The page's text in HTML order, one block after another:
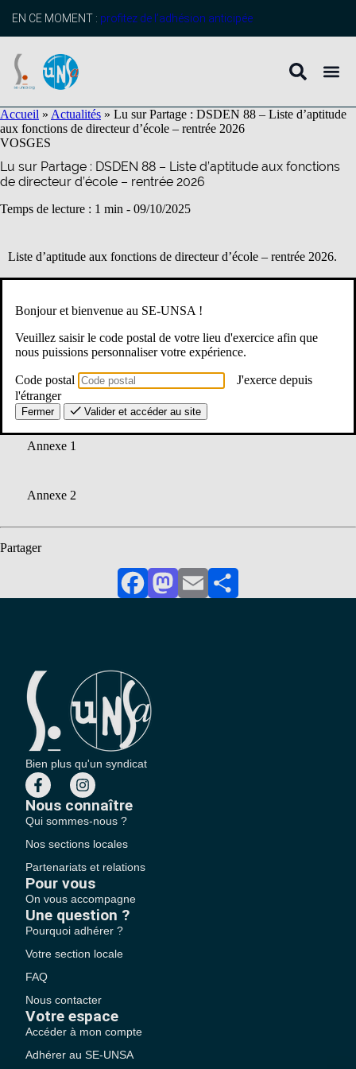
principal
EN CE MOMENT : profitez de l’adhésion anticipée
Accueil » Actualités » Lu sur Partage : DSDEN 88 – Liste d’aptitude
aux fonctions de directeur d’école – rentrée 2026
VOSGES
Lu sur Partage : DSDEN 88 – Liste d’aptitude aux fonctions
de directeur d’école – rentrée 2026
Temps de lecture : 1 min - 09/10/2025
Liste d’aptitude aux fonctions de directeur d’école – rentrée 2026.
2025
A lire sur Partage
note LADE - rentrée 26
Annexe 1
Annexe 2
Partager
FacebookMastodon
EmailPartager
Bien plus qu'un syndicat
Nous connaître
Qui sommes-nous ?
Nos sections locales
Partenariats et relations
Pour vous
On vous accompagne
Une question ?
Pourquoi adhérer ?
Votre section locale
FAQ
Nous contacter
Votre espace
Accéder à mon compte
Adhérer au SE-UNSA
Bonjour et bienvenue au SE-UNSA !
Veuillez saisir le code postal de votre lieu d'exercice afin que
nous puissions personnaliser votre expérience.
Code postal
J'exerce depuis
l'étranger
Fermer Valider et accéder au site